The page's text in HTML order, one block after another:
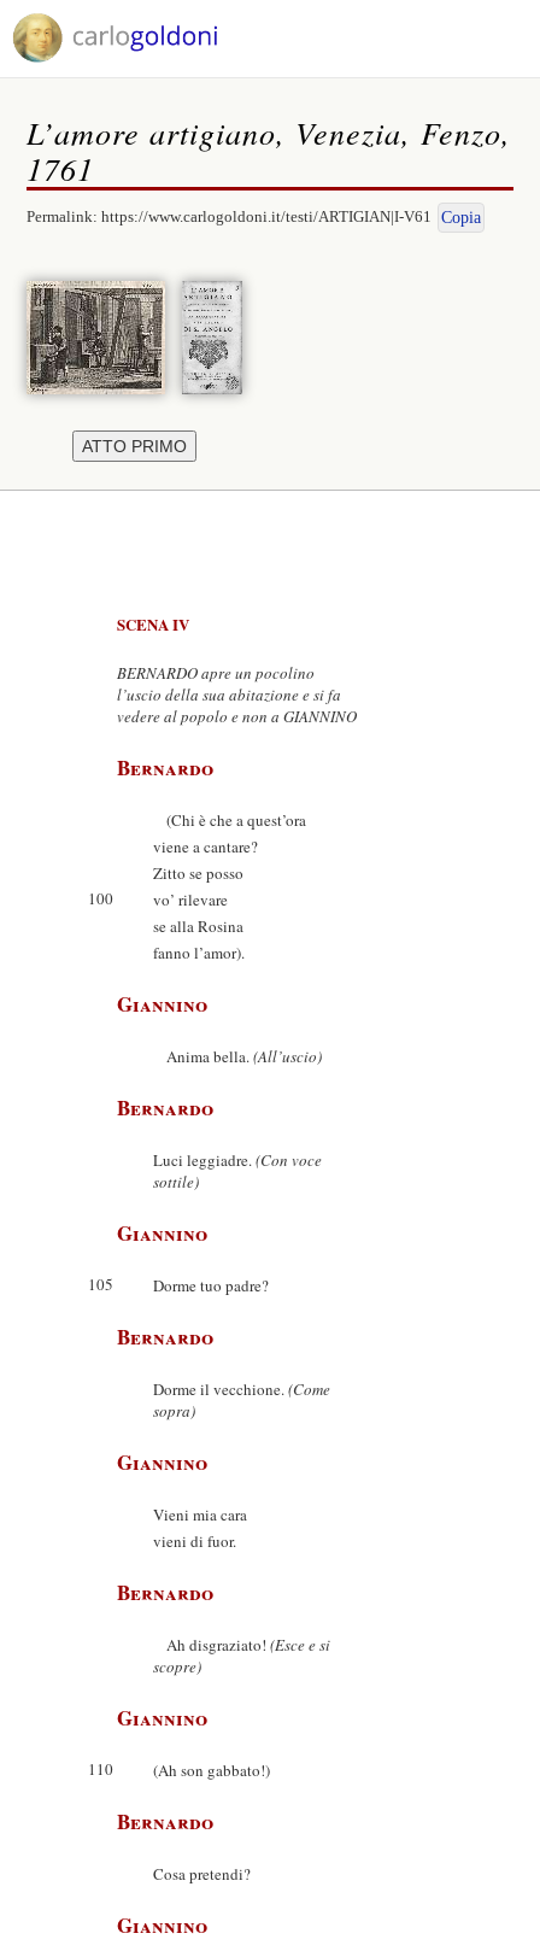
L’amore artigiano, Venezia, Fenzo,
1761
Permalink:https://www.carlogoldoni.it/testi/ARTIGIAN|I-V61 Copia
SCENA IV
BERNARDO apre un pocolino
l’uscio della sua abitazione e si fa
vedere al popolo e non a GIANNINO
Bernardo
(Chi è che a quest’ora
viene a cantare?
Zitto se posso
100
vo’ rilevare
se alla Rosina
fanno l’amor).
Giannino
Anima bella.(All’uscio)
Bernardo
Luci leggiadre.(Con voce
sottile)
Giannino
105 Dorme tuo padre?
Bernardo
Dorme il vecchione.(Come
sopra)
Giannino
Vieni mia cara
vieni di fuor.
Bernardo
Ah disgraziato! (Esce e si
scopre)
Giannino
110 (Ah son gabbato!)
Bernardo
Cosa pretendi?
Giannino